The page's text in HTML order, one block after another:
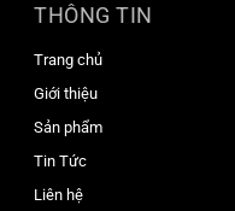
THÔNG TIN
Trang chủ
Giới thiệu
Sản phẩm
Tin Tức
Liên hệ